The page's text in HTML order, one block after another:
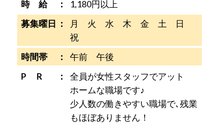
時 給
1,180円以上
募集曜日
月 火 水 木 金 土 日
祝
時間帯
午前 午後
P R
全員が女性スタッフでアット
ホームな職場です♪
少人数の働きやすい職場で､残業
もほぼありません！